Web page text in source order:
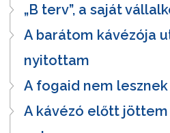
„B terv”, a saját
A barátom kávézója
nyitottam
A fogaid nem
A kávézó előtt jöttem